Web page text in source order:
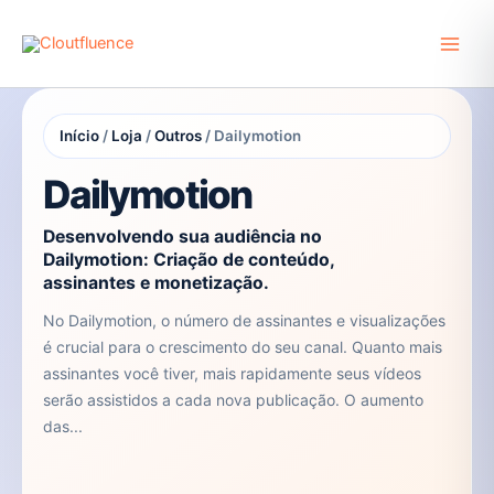
para
conteúdo
Início / Loja /Outros / Dailymotion
Dailymotion
Desenvolvendo sua audiência no
Dailymotion: Criação de conteúdo,
assinantes e monetização.
No Dailymotion, o número de assinantes e visualizações
é crucial para o crescimento do seu canal. Quanto mais
assinantes você tiver, mais rapidamente seus vídeos
serão assistidos a cada nova publicação. O aumento
das...